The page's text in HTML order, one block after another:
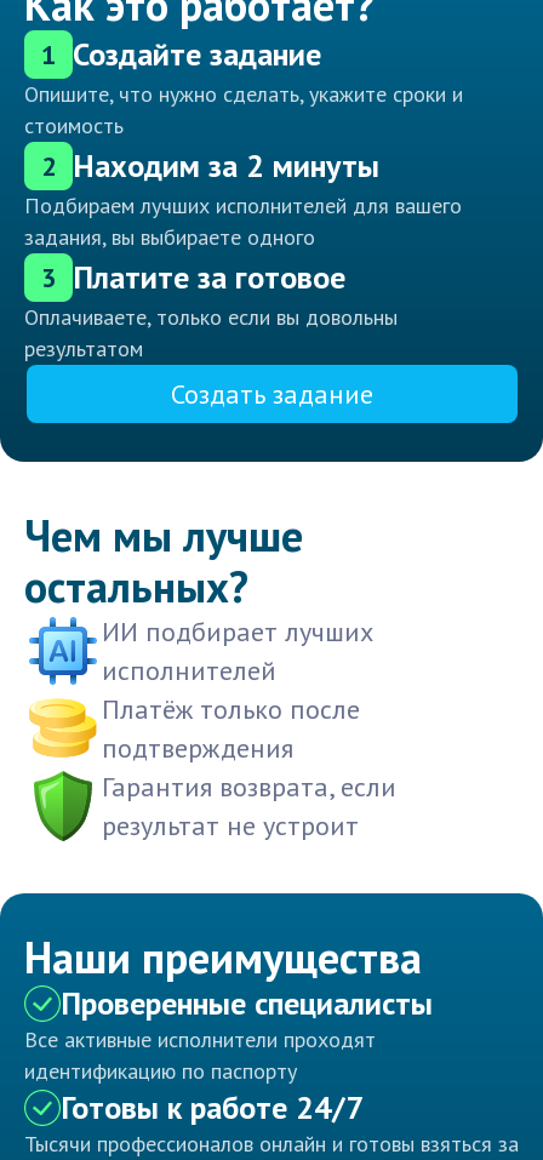
1 Создайте задание
Опишите, что нужно сделать, укажите сроки и
стоимость
2 Находим за 2 минуты
Подбираем лучших исполнителей для вашего
задания, вы выбираете одного
3 Платите за готовое
Оплачиваете, только если вы довольны
результатом
Создать задание
Чем мы лучше
остальных?
ИИ подбирает лучших
исполнителей
Платёж только после
подтверждения
Гарантия возврата, если
результат не устроит
Наши преимущества
Проверенные специалисты
Все активные исполнители проходят
идентификацию по паспорту
Готовы к работе 24/7
Тысячи профессионалов онлайн и готовы взяться за